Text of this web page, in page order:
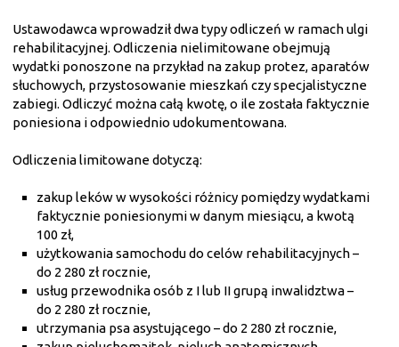
Ustawodawca wprowadził dwa typy odliczeń w ramach ulgi
rehabilitacyjnej. Odliczenia nielimitowane obejmują
wydatki ponoszone na przykład na zakup protez, aparatów
słuchowych, przystosowanie mieszkań czy specjalistyczne
zabiegi. Odliczyć można całą kwotę, o ile została faktycznie
poniesiona i odpowiednio udokumentowana.
Odliczenia limitowane dotyczą:
zakup leków w wysokości różnicy pomiędzy wydatkami
faktycznie poniesionymi w danym miesiącu, a kwotą
100 zł,
użytkowania samochodu do celów rehabilitacyjnych –
do 2 280 zł rocznie,
usług przewodnika osób z I lub II grupą inwalidztwa –
do 2 280 zł rocznie,
utrzymania psa asystującego – do 2 280 zł rocznie,